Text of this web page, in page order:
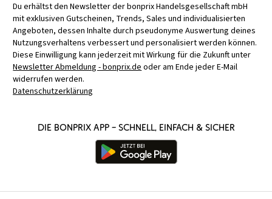
Du erhältst den Newsletter der bonprix Handelsgesellschaft mbH
mit exklusiven Gutscheinen, Trends, Sales und individualisierten
Angeboten, dessen Inhalte durch pseudonyme Auswertung deines
Nutzungsverhaltens verbessert und personalisiert werden können.
Diese Einwilligung kann jederzeit mit Wirkung für die Zukunft unter
Newsletter Abmeldung - bonprix.deoder am Ende jeder E-Mail
widerrufen werden.
Datenschutzerklärung
Die bonprix App – schnell, einfach & sicher